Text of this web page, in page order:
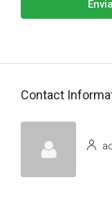
Contact